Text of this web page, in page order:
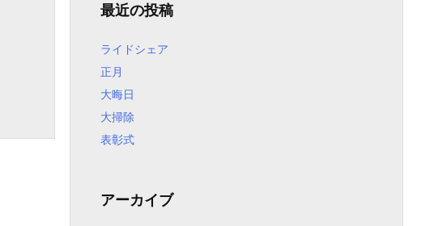
最近の投稿
ライドシェア
正月
大晦日
大掃除
表彰式
アーカイブ